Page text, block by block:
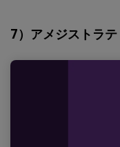
7）アメジストラテ